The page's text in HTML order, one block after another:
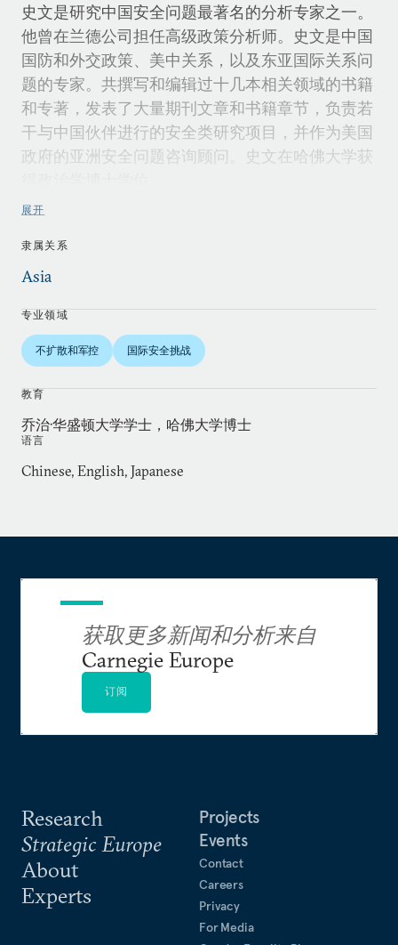
史文是研究中国安全问题最著名的分析专家之一。
他曾在兰德公司担任高级政策分析师。史文是中国
国防和外交政策、美中关系，以及东亚国际关系问
题的专家。共撰写和编辑过十几本相关领域的书籍
和专著，发表了大量期刊文章和书籍章节，负责若
干与中国伙伴进行的安全类研究项目，并作为美国
政府的亚洲安全问题咨询顾问。史文在哈佛大学获
展开
隶属关系
Asia
专业领域
不扩散和军控 国际安全挑战
教育
乔治·华盛顿大学学士，哈佛大学博士
语言
Chinese, English, Japanese
Research
Strategic Europe
About
Experts
Projects
Events
Contact
Careers
Privacy
For Media
获取更多新闻和分析来自
Carnegie Europe
订阅